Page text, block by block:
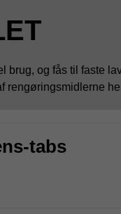
og fås til faste
rengøringsmidlerne
tabs